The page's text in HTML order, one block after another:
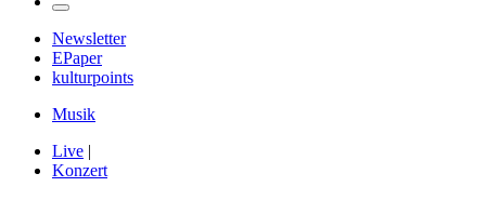
Newsletter
EPaper
kulturpoints
Musik
Live |
Konzert